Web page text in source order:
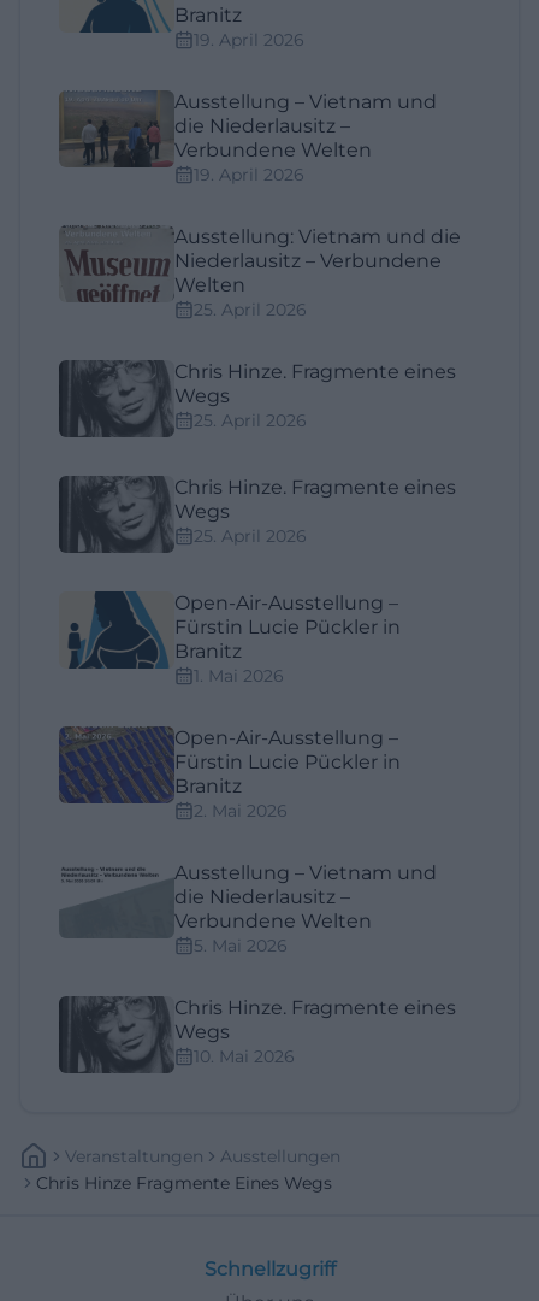
Branitz
19. April 2026
Ausstellung – Vietnam und
die Niederlausitz –
Verbundene Welten
19. April 2026
Ausstellung: Vietnam und die
Niederlausitz – Verbundene
Welten
25. April 2026
Chris Hinze. Fragmente eines
Wegs
25. April 2026
Chris Hinze. Fragmente eines
Wegs
25. April 2026
Open-Air-Ausstellung –
Fürstin Lucie Pückler in
Branitz
1. Mai 2026
Open-Air-Ausstellung –
Fürstin Lucie Pückler in
Branitz
2. Mai 2026
Ausstellung – Vietnam und
die Niederlausitz –
Verbundene Welten
5. Mai 2026
Chris Hinze. Fragmente eines
Wegs
10. Mai 2026
Veranstaltungen
Ausstellungen
Chris Hinze Fragmente Eines Wegs
Schnellzugriff